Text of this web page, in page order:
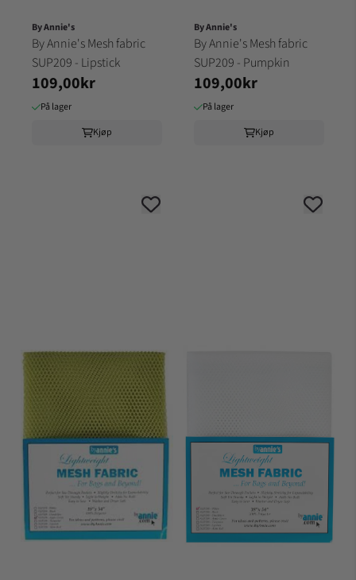
By Annie's
By Annie's Mesh fabric
SUP209 - Lipstick
109,00kr
På lager
Kjøp
By Annie's
By Annie's Mesh fabric
SUP209 - Pumpkin
109,00kr
På lager
Kjøp